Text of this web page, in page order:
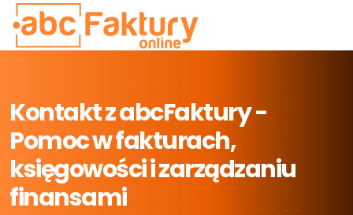
Kontakt z abcFaktury -
Pomoc w fakturach,
księgowości i zarządzaniu
finansami